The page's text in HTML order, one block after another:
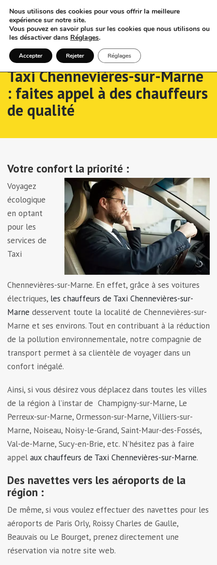
Taxi Chennevières-sur-Marne
: faites appel à des chauffeurs
de qualité
Votre confort la priorité :
Voyagez
écologique
en optant
pour les
services de
Taxi
Chennevières-sur-Marne. En effet, grâce à ses voitures
électriques, les chauffeurs de Taxi Chennevières-sur-
Marne desservent toute la localité de Chennevières-sur-
Marne et ses environs. Tout en contribuant à la réduction
de la pollution environnementale, notre compagnie de
transport permet à sa clientèle de voyager dans un
confort inégalé.
Ainsi, si vous désirez vous déplacez dans toutes les villes
de la région à l’instar de Champigny-sur-Marne, Le
Perreux-sur-Marne, Ormesson-sur-Marne, Villiers-sur-
Marne, Noiseau, Noisy-le-Grand, Saint-Maur-des-Fossés,
Val-de-Marne, Sucy-en-Brie, etc. N’hésitez pas à faire
appel aux chauffeurs de Taxi Chennevières-sur-Marne.
Des navettes vers les aéroports de la
région :
De même, si vous voulez effectuer des navettes pour les
aéroports de Paris Orly, Roissy Charles de Gaulle,
Beauvais ou Le Bourget, prenez directement une
réservation via notre site web.
Nous utilisons des cookies pour vous offrir la meilleure
expérience sur notre site.
Vous pouvez en savoir plus sur les cookies que nous utilisons ou
les désactiver dans Réglages.
Accepter Rejeter Réglages